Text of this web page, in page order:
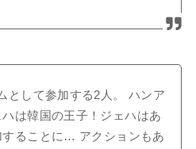
として参加する2人。 ハンア
は韓国の王子！ジェハはあ
することに… アクションもあ